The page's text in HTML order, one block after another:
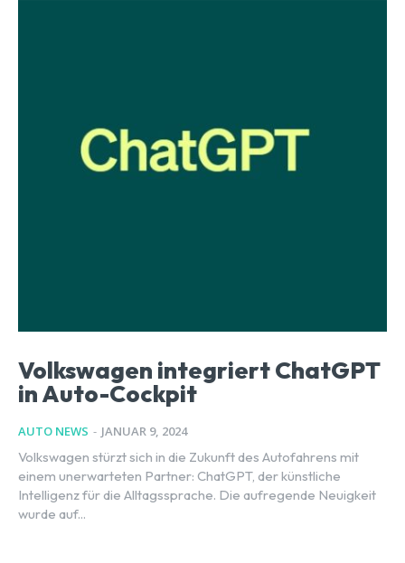
Volkswagen integriert ChatGPT
in Auto-Cockpit
AUTO NEWS - JANUAR 9, 2024
Volkswagen stürzt sich in die Zukunft des Autofahrens mit
einem unerwarteten Partner: ChatGPT, der künstliche
Intelligenz für die Alltagssprache. Die aufregende Neuigkeit
wurde auf...